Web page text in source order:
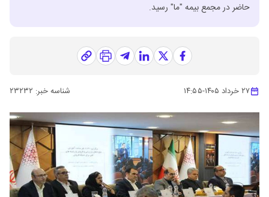
حاضر در مجمع بیمه "ما" رسید.
۲۷ خرداد ۱۴۰۵ -۱۴:۵۵ شناسه خبر: ۲۳۲۳۲